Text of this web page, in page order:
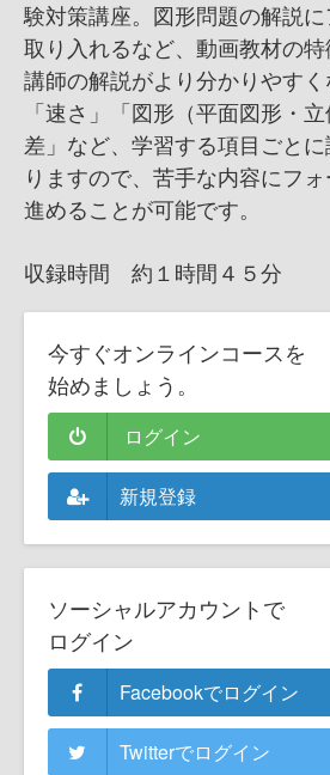
験対策講座。図形問題の解説
取り入れるなど、動画教材の
講師の解説がより分かりやすく
「速さ」「図形（平面図形・
差」など、学習する項目ごと
りますので、苦手な内容にフ
進めることが可能です。
収録時間 約１時間４５分
今すぐオンラインコースを
始めましょう。
ログイン
新規登録
ソーシャルアカウントで
ログイン
Facebookでログイン
Twitterでログイン